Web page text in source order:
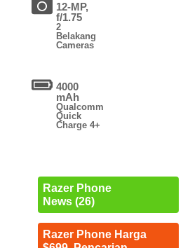
12-MP,
f/1.75
2
Belakang
Cameras
4000
mAh
Qualcomm
Quick
Charge 4+
Razer Phone
News (26)
Razer Phone Harga